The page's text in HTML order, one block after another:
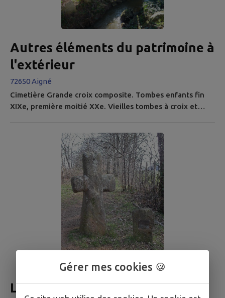
Autres éléments du patrimoine à
l'extérieur
72650 Aigné
Cimetière Grande croix composite. Tombes enfants fin
XIXe, première moitié XXe. Vieilles tombes à croix et
en pierres. Croix peintes en blanc au-dessus des portes
des maisons et des étables (ainsi mises sous la protection
divine). Puits de différentes formes. Pour toute
La croix de Montaillé
Gérer mes cookies 🍪